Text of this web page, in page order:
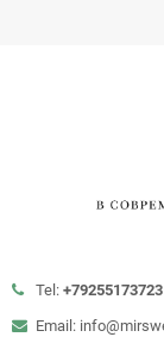
Tel: +79255173723
Email: